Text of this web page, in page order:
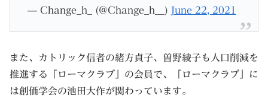
— Change_h_ (@Change_h__) June 22, 2021
また、カトリック信者の緒方貞子、曽野綾子も人口削減を
推進する「ローマクラブ」の会員で、「ローマクラブ」に
は創価学会の池田大作が関わっています。